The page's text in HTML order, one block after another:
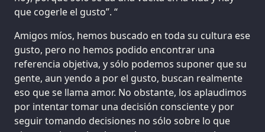
que cogerle el gusto”. “
Amigos míos, hemos buscado en toda su cultura ese
gusto, pero no hemos podido encontrar una
referencia objetiva, y sólo podemos suponer que su
gente, aun yendo a por el gusto, buscan realmente
eso que se llama amor. No obstante, los aplaudimos
por intentar tomar una decisión consciente y por
seguir tomando decisiones no sólo sobre lo que